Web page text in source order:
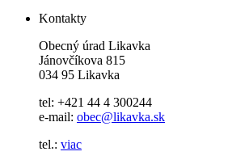
Kontakty
Obecný úrad Likavka
Jánovčíkova 815
034 95 Likavka
tel: +421 44 4 300244
e-mail: obec@likavka.sk
tel.: viac